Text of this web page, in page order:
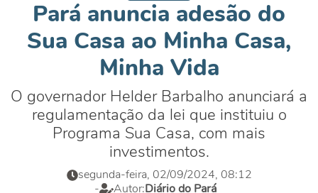
Pará anuncia adesão do
Sua Casa ao Minha Casa,
Minha Vida
O governador Helder Barbalho anunciará a
regulamentação da lei que instituiu o
Programa Sua Casa, com mais
investimentos.
segunda-feira, 02/09/2024, 08:12
-
Autor:Diário do Pará